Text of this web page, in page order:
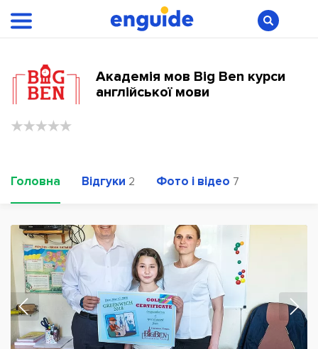
Академія мов Big Ben курси
англійської мови
Головна Відгуки 2 Фото і відео 7